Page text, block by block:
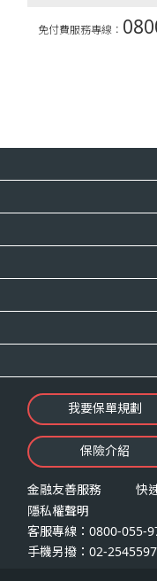
免付費服務專線：
我要保單規劃
保險介紹
金融友善服務 快
隱私權聲明
客服專線：0800-055-
手機另撥：02-